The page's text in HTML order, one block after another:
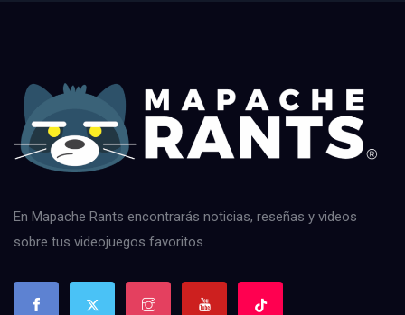
En Mapache Rants encontrarás noticias, reseñas y videos
sobre tus videojuegos favoritos.